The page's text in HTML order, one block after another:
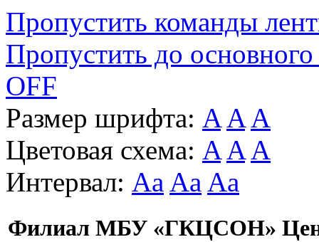
Пропустить команды
Пропустить до основного
OFF
Размер шрифта: A A A
Цветовая схема: A A A
Интервал: Aa Aa Aa
Филиал МБУ «ГКЦСОН»